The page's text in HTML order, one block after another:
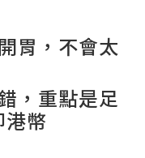
胃，不會太
，重點是足
幣